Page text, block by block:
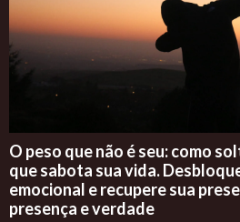
O peso que não é seu: como
que sabota sua vida.
emocional e recupere sua
presença e verdade